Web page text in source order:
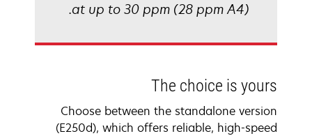
at up to 30 ppm (28 ppm A4).
The choice is yours
Choose between the standalone version
(E250d), which offers reliable, high-speed